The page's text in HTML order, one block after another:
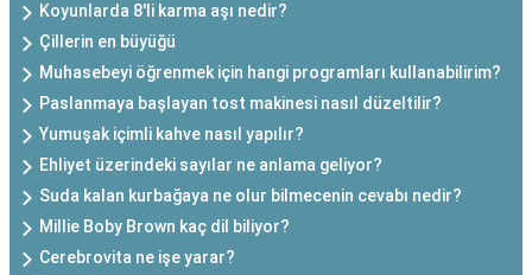
Koyunlarda 8'li karma aşı nedir?
Çillerin en büyüğü
Muhasebeyi öğrenmek için hangi programları kullanabilirim?
Paslanmaya başlayan tost makinesi nasıl düzeltilir?
Yumuşak içimli kahve nasıl yapılır?
Ehliyet üzerindeki sayılar ne anlama geliyor?
Suda kalan kurbağaya ne olur bilmecenin cevabı nedir?
Millie Boby Brown kaç dil biliyor?
Cerebrovita ne işe yarar?